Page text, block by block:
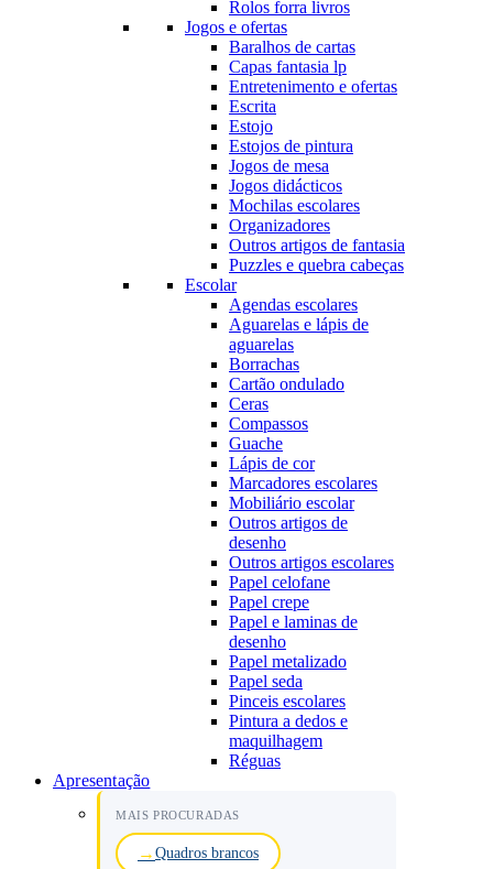
Rolos forra livros
Jogos e ofertas
Baralhos de cartas
Capas fantasia lp
Entretenimento e ofertas
Escrita
Estojo
Estojos de pintura
Jogos de mesa
Jogos didácticos
Mochilas escolares
Organizadores
Outros artigos de fantasia
Puzzles e quebra cabeças
Escolar
Agendas escolares
Aguarelas e lápis de
aguarelas
Borrachas
Cartão ondulado
Ceras
Compassos
Guache
Lápis de cor
Marcadores escolares
Mobiliário escolar
Outros artigos de
desenho
Outros artigos escolares
Papel celofane
Papel crepe
Papel e laminas de
desenho
Papel metalizado
Papel seda
Pinceis escolares
Pintura a dedos e
maquilhagem
Réguas
Apresentação
MAIS PROCURADAS
Quadros brancos